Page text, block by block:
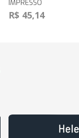
IMPRESSO
R$ 45,14